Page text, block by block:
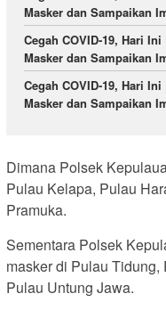
Masker dan Sampaikan
Cegah COVID-19, Hari
Masker dan Sampaikan
Cegah COVID-19, Hari
Masker dan Sampaikan
Dimana Polsek
Pulau Kelapa, Pulau
Pramuka.
Sementara Polsek
masker di Pulau
Pulau Untung Jawa.